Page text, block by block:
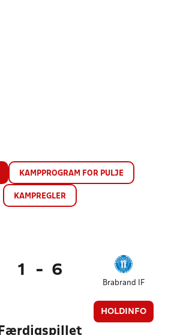
KAMPPROGRAM FOR PULJE
KAMPREGLER
1 - 6
Brabrand IF
HOLDINFO
Færdigspillet